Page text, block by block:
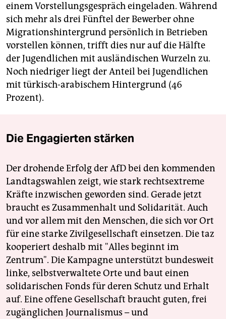
einem Vorstellungsgespräch eingeladen. Während
sich mehr als drei Fünftel der Bewerber ohne
Migrationshintergrund persönlich in Betrieben
vorstellen können, trifft dies nur auf die Hälfte
der Jugendlichen mit ausländischen Wurzeln zu.
Noch niedriger liegt der Anteil bei Jugendlichen
mit türkisch-arabischem Hintergrund (46
Prozent).
Die Engagierten stärken
Der drohende Erfolg der AfD bei den kommenden
Landtagswahlen zeigt, wie stark rechtsextreme
Kräfte inzwischen geworden sind. Gerade jetzt
braucht es Zusammenhalt und Solidarität. Auch
und vor allem mit den Menschen, die sich vor Ort
für eine starke Zivilgesellschaft einsetzen. Die taz
kooperiert deshalb mit "Alles beginnt im
Zentrum". Die Kampagne unterstützt bundesweit
linke, selbstverwaltete Orte und baut einen
solidarischen Fonds für deren Schutz und Erhalt
auf. Eine offene Gesellschaft braucht guten, frei
zugänglichen Journalismus – und